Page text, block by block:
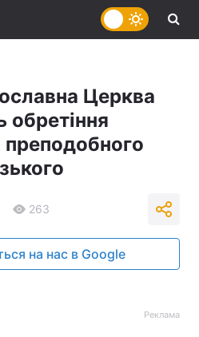
Церква
обретіння
263
на нас в Google
Реклама